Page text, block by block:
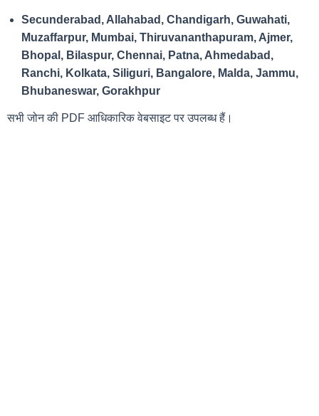
Secunderabad, Allahabad, Chandigarh, Guwahati,
Muzaffarpur, Mumbai, Thiruvananthapuram, Ajmer,
Bhopal, Bilaspur, Chennai, Patna, Ahmedabad,
Ranchi, Kolkata, Siliguri, Bangalore, Malda, Jammu,
Bhubaneswar, Gorakhpur
सभी जोन की PDF आधिकारिक वेबसाइट पर उपलब्ध हैं।